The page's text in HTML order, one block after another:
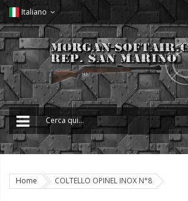
Italiano
Home COLTELLO OPINEL INOX N°8